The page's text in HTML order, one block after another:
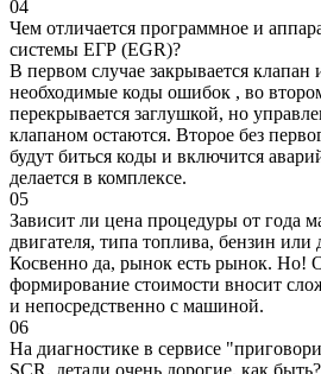
04
Чем отличается программное и
системы ЕГР (EGR)?
В первом случае закрывается
необходимые коды ошибок , во
перекрывается заглушкой, но
клапаном остаются. Второе без
будут биться коды и включится
делается в комплексе.
05
Зависит ли цена процедуры от года
двигателя, типа топлива, бензин или
Косвенно да, рынок есть рынок. Но!
формирование стоимости вносит
и непосредственно с машиной.
06
На диагностике в сервисе
SCR, детали очень дорогие, как быть?